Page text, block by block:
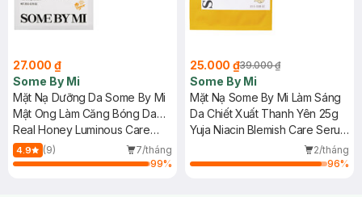
27.000 ₫
Some By Mi
Mặt Nạ Dưỡng Da Some By Mi
Mật Ong Làm Căng Bóng Da
20g
Real Honey Luminous Care
Mask
4.9 (9)
7/tháng
99%
25.000 ₫39.000 ₫
Some By Mi
Mặt Nạ Some By Mi Làm Sáng
Da Chiết Xuất Thanh Yên 25g
Yuja Niacin Blemish Care Serum
2/tháng
96%